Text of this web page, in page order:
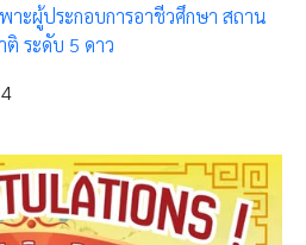
าะผู้ประกอบการอาชีวศึกษา สถาน
ระดับ 5 ดาว